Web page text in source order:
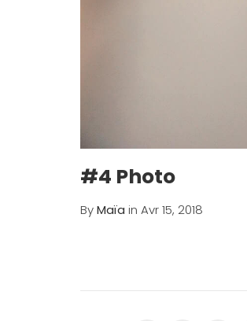
#4 Photo
ByMaïa in Avr 15, 2018